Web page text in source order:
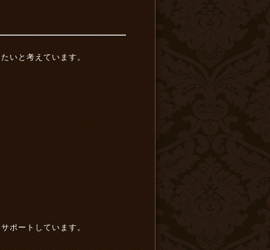
いと考えています。
ポートしています。